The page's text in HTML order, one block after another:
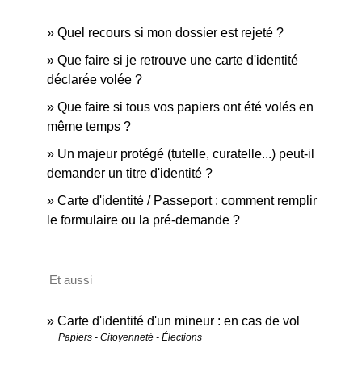
Quel recours si mon dossier est rejeté ?
Que faire si je retrouve une carte d'identité
déclarée volée ?
Que faire si tous vos papiers ont été volés en
même temps ?
Un majeur protégé (tutelle, curatelle...) peut-il
demander un titre d'identité ?
Carte d'identité / Passeport : comment remplir
le formulaire ou la pré-demande ?
Et aussi
Carte d'identité d'un mineur : en cas de vol
Papiers - Citoyenneté - Élections